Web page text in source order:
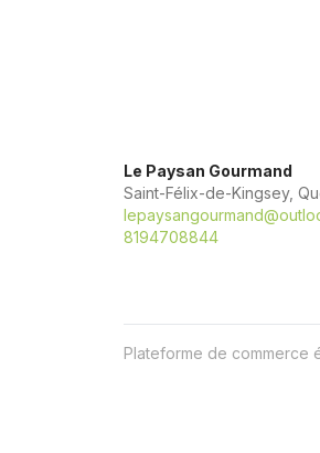
Le Paysan Gourmand
Saint-Félix-de-Kingsey,
8194708844
Plateforme de commerce